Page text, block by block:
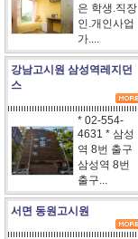
은 학생.직장
인.개인사업
가....
강남고시원 삼성역레지던
스
* 02-554-
4631 * 삼성
역 8번 출구
삼성역 8번
출구...
서면 동원고시원